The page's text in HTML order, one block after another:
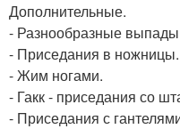
Дополнительные.
- Разнообразные
- Приседания в ножницы.
- Жим ногами.
- Гакк - приседания со
- Приседания с